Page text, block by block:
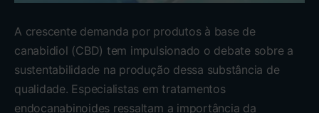
A crescente demanda por produtos à base de
canabidiol (CBD) tem impulsionado o debate sobre a
sustentabilidade na produção dessa substância de
qualidade. Especialistas em tratamentos
endocanabinoides ressaltam a importância da